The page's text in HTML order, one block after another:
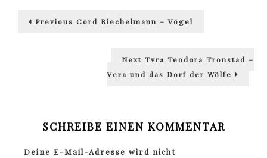
Beitragsnavigation
Previous Previous
Cord Riechelmann – Vögel
Next Next
Tyra Teodora Tronstad –
Vera und das Dorf der Wölfe
SCHREIBE EINEN KOMMENTAR
Deine E-Mail-Adresse wird nicht